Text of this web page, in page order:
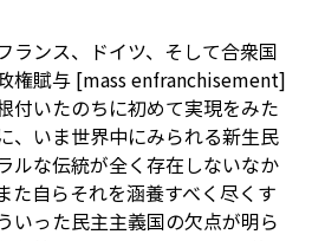
ランス、ドイツ、そして合衆国
権賦与 [mass enfranchisement]
付いたのちに初めて実現をみた
、いま世界中にみられる新生民
ルな伝統が全く存在しないなか
た自らそれを涵養すべく尽くす
いった民主主義国の欠点が明ら